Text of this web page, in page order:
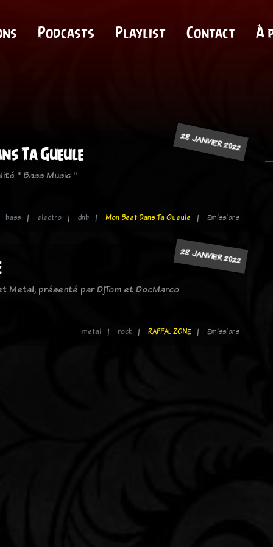
Podcasts Playlist Contact À
28 JANVIER 2022
Ta Gueule
" Bass Music "
bass electro dnb Mon Beat Dans Ta Gueule Emissions
28 JANVIER 2022
Metal, présenté par DjTom et DocMarco
metal rock RAFFAL ZONE Emissions